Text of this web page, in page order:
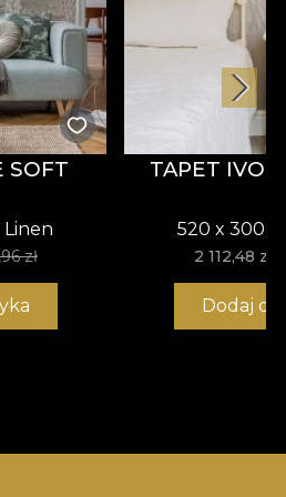
SOFT
Linen
zł
TAPET
520 x 300
2 112,48 zł
Dodaj do